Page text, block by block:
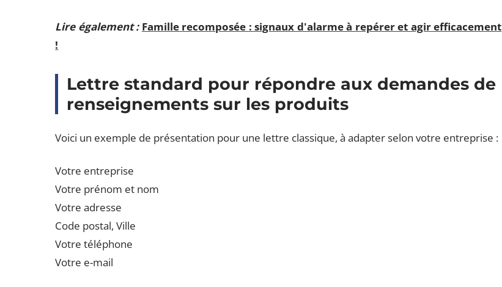
Lire également : Famille recomposée : signaux d'alarme à repérer et agir efficacement
!
Lettre standard pour répondre aux demandes de
renseignements sur les produits
Voici un exemple de présentation pour une lettre classique, à adapter selon votre entreprise :
Votre entreprise
Votre prénom et nom
Votre adresse
Code postal, Ville
Votre téléphone
Votre e-mail